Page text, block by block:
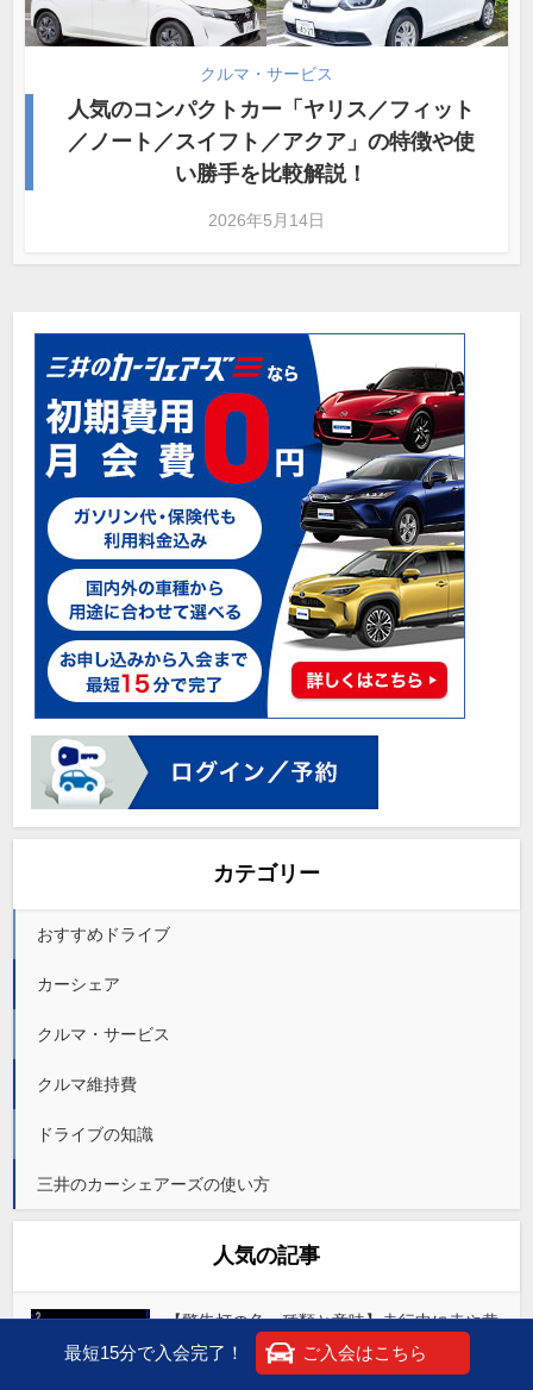
クルマ・サービス
人気のコンパクトカー「ヤリス／フィット
／ノート／スイフト／アクア」の特徴や使
い勝手を比較解説！
2026年5月14日
カテゴリー
おすすめドライブ
カーシェア
クルマ・サービス
クルマ維持費
ドライブの知識
三井のカーシェアーズの使い方
人気の記事
【警告灯の色・種類と意味】走行中に赤や黄
色のランプが点灯、そのときどうする？
最短15分で入会完了！ ご入会はこちら